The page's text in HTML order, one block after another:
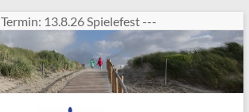
13.8.26 Spielefest ---